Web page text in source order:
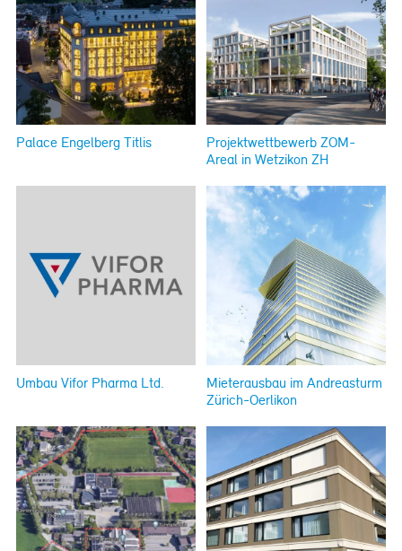
Palace Engelberg Titlis
Projektwettbewerb ZOM-
Areal in Wetzikon ZH
Umbau Vifor Pharma Ltd.
Mieterausbau im Andreasturm
Zürich-Oerlikon